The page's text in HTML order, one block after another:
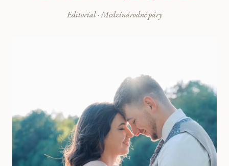
Editorial · Medzinárodné páry